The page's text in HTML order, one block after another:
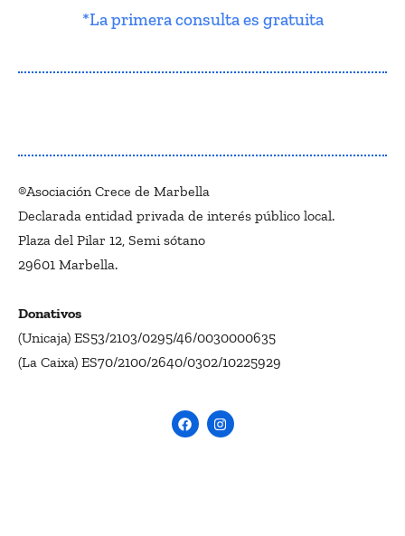
*La primera consulta es gratuita
®Asociación Crece de Marbella
Declarada entidad privada de interés público local.
Plaza del Pilar 12, Semi sótano
29601 Marbella.
Donativos
(Unicaja) ES53/2103/0295/46/0030000635
(La Caixa) ES70/2100/2640/0302/10225929